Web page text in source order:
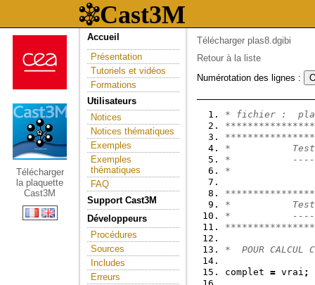
Télécharger
la plaquette
Cast3M
Accueil
Présentation
Tutoriels et vidéos
Formations
Utilisateurs
Notices
Notices thématiques
Exemples
Exemples
thématiques
FAQ
Support Cast3M
Développeurs
Procédures
Sources
Includes
Erreurs
Télécharger plas8.dgibi
Retour à la liste
Numérotation des lignes :
* fichier :
*           Test
*
*
*           Test
*
*  POUR CALCUL
complet = vrai ;